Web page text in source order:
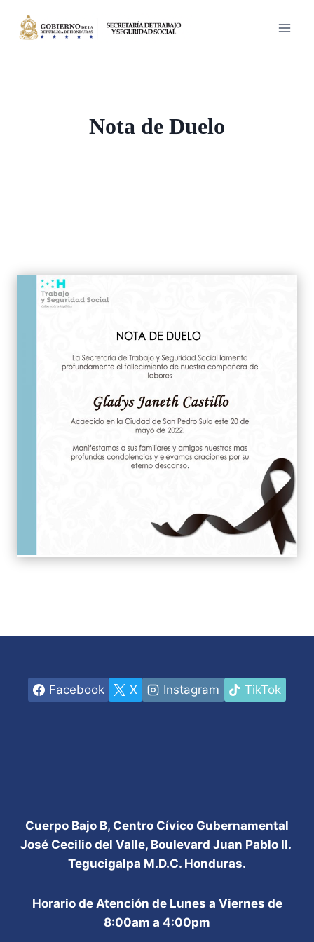
Nota de Duelo
Facebook X Instagram TikTok
Cuerpo Bajo B, Centro Cívico Gubernamental
José Cecilio del Valle, Boulevard Juan Pablo II.
Tegucigalpa M.D.C. Honduras.
Horario de Atención de Lunes a Viernes de
8:00am a 4:00pm